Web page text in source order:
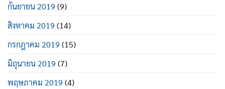
กันยายน 2019 (9)
สิงหาคม 2019 (14)
กรกฎาคม 2019 (15)
มิถุนายน 2019 (7)
พฤษภาคม 2019 (4)